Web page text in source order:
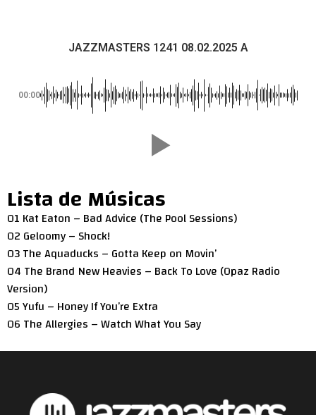
JAZZMASTERS 1241 08.02.2025 A
00:00
Lista de Músicas
01 Kat Eaton – Bad Advice (The Pool Sessions)
02 Geloomy – Shock!
03 The Aquaducks – Gotta Keep on Movin’
04 The Brand New Heavies – Back To Love (Opaz Radio
Version)
05 Yufu – Honey If You’re Extra
06 The Allergies – Watch What You Say